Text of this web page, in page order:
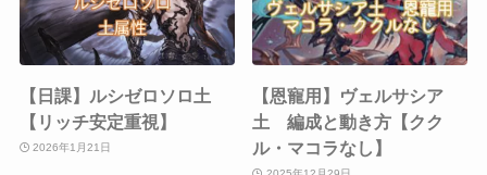
【日課】ルシゼロソロ土
【リッチ安定重視】
2026年1月21日
【恩寵用】ヴェルサシア
土 編成と動き方【クク
ル・マコラなし】